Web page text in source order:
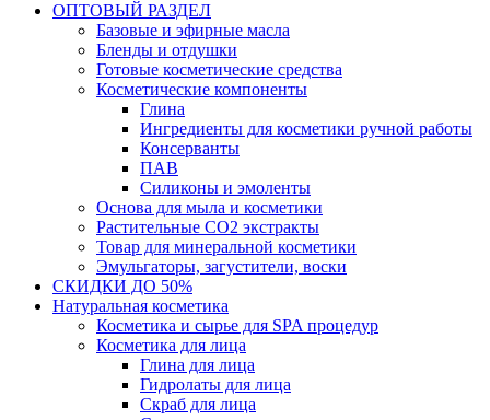
ОПТОВЫЙ РАЗДЕЛ
Базовые и эфирные масла
Бленды и отдушки
Готовые косметические средства
Косметические компоненты
Глина
Ингредиенты для косметики ручной работы
Консерванты
ПАВ
Силиконы и эмоленты
Основа для мыла и косметики
Растительные СО2 экстракты
Товар для минеральной косметики
Эмульгаторы, загустители, воски
СКИДКИ ДО 50%
Натуральная косметика
Косметика и сырье для SPA процедур
Косметика для лица
Глина для лица
Гидролаты для лица
Скраб для лица